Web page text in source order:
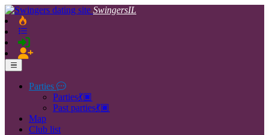
SwingersIL
Parties
Parties💃🏿
Past parties💃🏿
Map
Club list